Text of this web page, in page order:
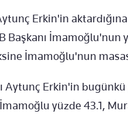
Erkin'in
Başkanı İmamoğlu'nun
İmamoğlu'nun
Aytunç Erkin'in bugünkü
yüzde 43.1,